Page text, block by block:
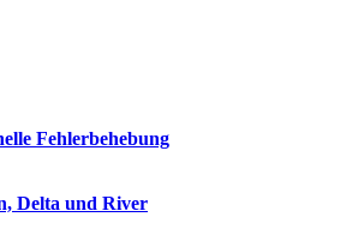
Fehlerbehebung
Delta und River